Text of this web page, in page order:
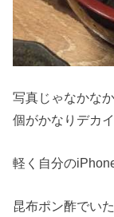
写真じゃなかな
個がかなりデカイ
軽く自分の
昆布ポン酢でい